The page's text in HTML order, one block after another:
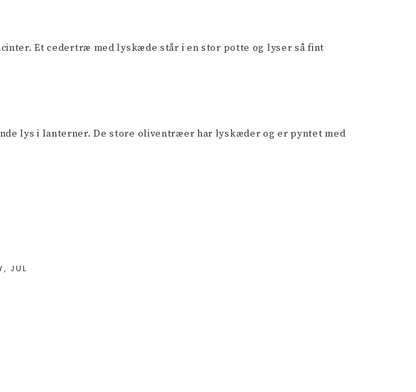
Et cedertræ med lyskæde står i en stor potte og lyser så fint
lys i lanterner. De store oliventræer har lyskæder og er pyntet med
, JUL